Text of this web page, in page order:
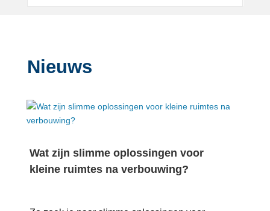
Nieuws
Wat zijn slimme oplossingen voor
kleine ruimtes na verbouwing?